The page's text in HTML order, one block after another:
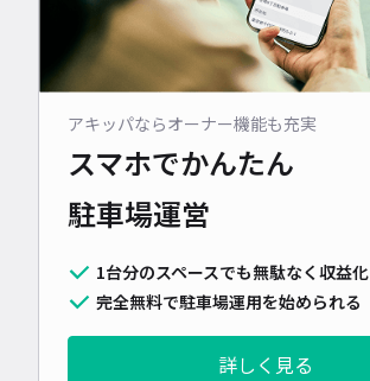
アキッパならオーナー機能も充実
スマホでかんたん
駐車場運営
1台分のスペースでも無駄なく収益化
完全無料で駐車場運用を始められる
詳しく見る